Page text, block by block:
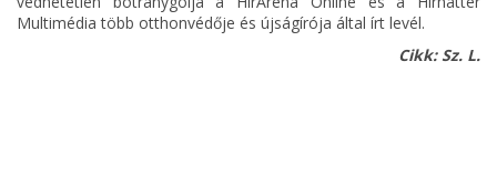
Multimédia több otthonvédője és újságírója által írt levél.
Cikk: Sz. L.